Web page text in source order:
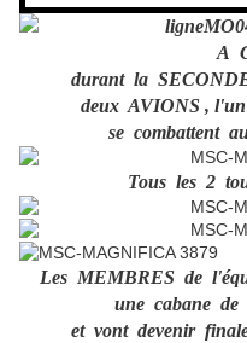
A
durant la
deux AVIONS ,
se combattent
Tous les 2
Les MEMBRES de
une cabane
et vont devenir